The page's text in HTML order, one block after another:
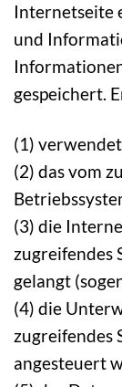
Internetseite
und
gespeichert.
(1)
(2) das vom
(3) die
zugreifendes
gelangt
(4) die
zugreifendes
angesteuert